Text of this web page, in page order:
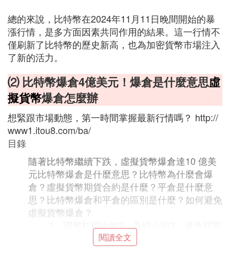
總的來說，比特幣在2024年11月11日晚間開始的暴
漲行情，是多方面因素共同作用的結果。這一行情不
僅刷新了比特幣的歷史新高，也為加密貨幣市場注入
了新的活力。
⑵ 比特幣爆倉4億美元！爆倉是什麼意思虛
擬貨幣爆倉怎麼辦
想緊跟市場動態，第一時間掌握最新行情嗎？ http://
www1.itou8.com/ba/
目錄
隨著比特幣繼續下跌，虛擬貨幣爆倉達10 億美
元比特幣爆倉是什麼意思？比特幣為什麼會爆
倉？虛擬貨幣期貨合約是什麼？平倉是什麼意
思？比特幣爆倉和平倉的區別是什麼？如何避免
虛擬貨幣爆倉？
1、調整杠桿比例2、及時止損3、避免頻繁
交易4、謹慎加碼5、不要盲目跟單當比特
幣等虛擬貨幣行情變化較大時，就會出現
閱讀全文